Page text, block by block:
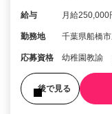
給与 月給250,000
勤務地 千葉県船橋
応募資格 幼稚園教諭
後で見る